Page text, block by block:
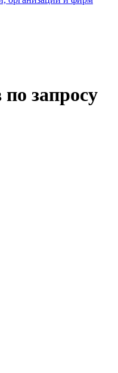
запросу